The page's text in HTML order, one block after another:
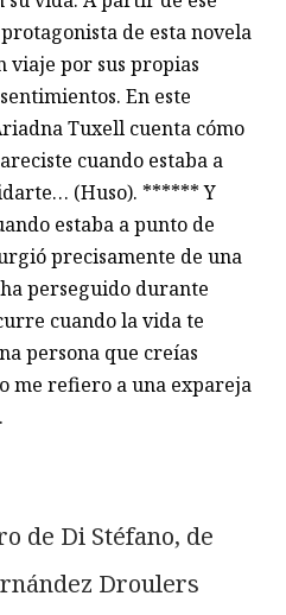
de esta novela
viaje por sus propias
En este
Tuxell cuenta cómo
cuando estaba a
(Huso). ****** Y
estaba a punto de
precisamente de una
perseguido durante
cuando la vida te
persona que creías
me refiero a una expareja
de Di Stéfano, de
Droulers